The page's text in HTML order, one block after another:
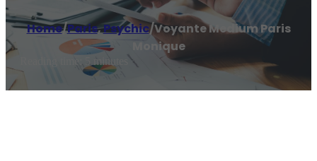
Home/Paris,Psychic/Voyante Medium Paris
Monique
Reading time: 5 minutes